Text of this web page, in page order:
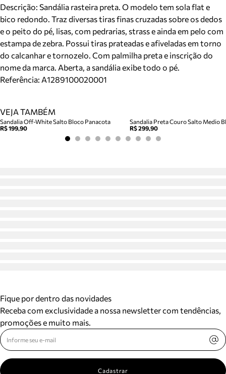
Descrição: Sandália rasteira preta. O modelo tem sola flat e
bico redondo. Traz diversas tiras finas cruzadas sobre os dedos
e o peito do pé, lisas, com pedrarias, strass e ainda em pelo com
estampa de zebra. Possui tiras prateadas e afiveladas em torno
do calcanhar e tornozelo. Com palmilha preta e inscrição do
nome da marca. Aberta, a sandália exibe todo o pé.
Referência: A1289100020001
VEJA TAMBÉM
Sandalia Off-White Salto Bloco Panacota
R$ 199,90
Sandalia Preta Couro Salto Medio
R$ 299,90
Fique por dentro das novidades
Receba com exclusividade a nossa newsletter com tendências,
promoções e muito mais.
Cadastrar